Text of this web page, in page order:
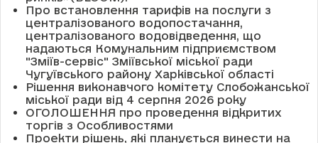
Про встановлення тарифів на послуги з
централізованого водопостачання,
централізованого водовідведення, що
надаються Комунальним підприємством
"Зміїв-сервіс" Зміївської міської ради
Чугуївського району Харківської області
Рішення виконавчого комітету Слобожанської
міської ради від 4 серпня 2026 року
ОГОЛОШЕННЯ про проведення відкритих
торгів з Особливостями
Проекти рішень, які планується винести на